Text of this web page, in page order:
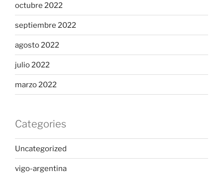
octubre 2022
septiembre 2022
agosto 2022
julio 2022
marzo 2022
Categories
Uncategorized
vigo-argentina